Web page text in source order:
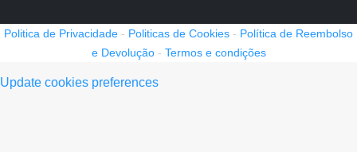
Politica de Privacidade - Politicas de Cookies - Política de Reembolso
e Devolução- Termos e condições
Update cookies preferences